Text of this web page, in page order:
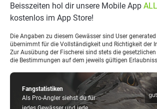
Fangstatistiken
Als Pro-Angler siehst du für
Beisszeiten hol dir unsere Mobile App
kostenlos im App Store!
Die Angaben zu diesem Gewässer sind User
übernimmt für die Vollständigkeit und Richtigkeit der
Zur Ausübung der Fischerei sind stets die
die Bestimmungen auf dem jeweils gültigen